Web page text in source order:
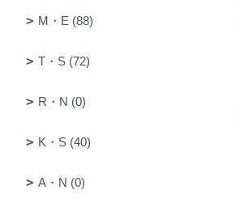
M・E (88)
T・S (72)
R・N (0)
K・S (40)
A・N (0)